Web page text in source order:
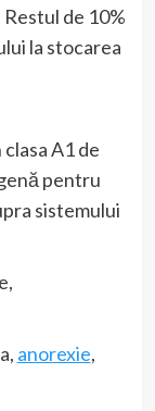
de 10%
la stocarea
A1 de
pentru
sistemului
anorexie,